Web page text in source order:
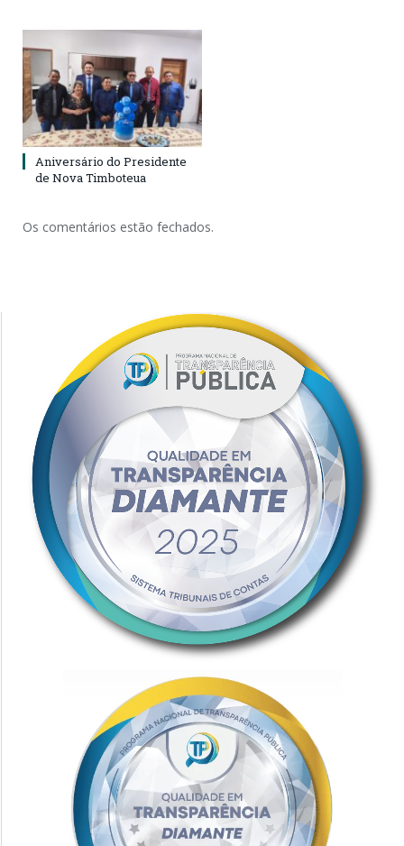
Aniversário do Presidente
de Nova Timboteua
Os comentários estão fechados.